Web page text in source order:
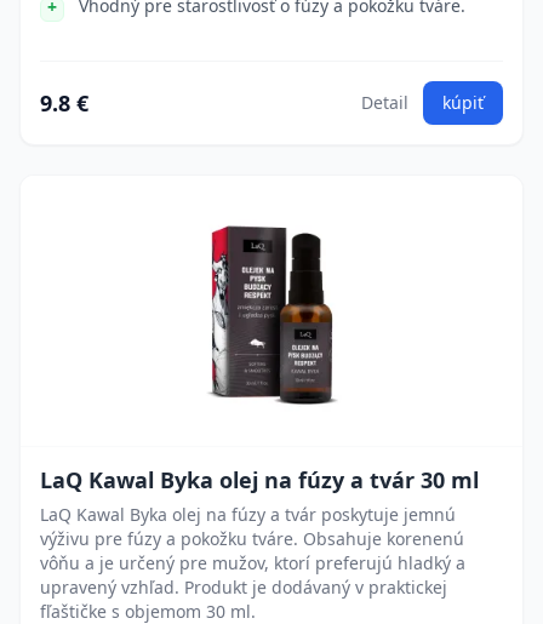
Vhodný pre starostlivosť o fúzy a pokožku tváre.
9.8 € Detail kúpiť
LaQ Kawal Byka olej na fúzy a tvár 30 ml
LaQ Kawal Byka olej na fúzy a tvár poskytuje jemnú
výživu pre fúzy a pokožku tváre. Obsahuje korenenú
vôňu a je určený pre mužov, ktorí preferujú hladký a
upravený vzhľad. Produkt je dodávaný v praktickej
fľaštičke s objemom 30 ml.